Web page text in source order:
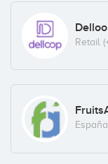
Retail
España